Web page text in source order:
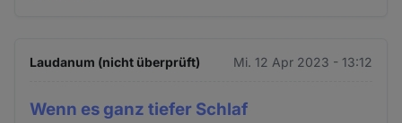
Laudanum (nicht überprüft) Mi. 12 Apr 2023 - 13:12
Wenn es ganz tiefer Schlaf